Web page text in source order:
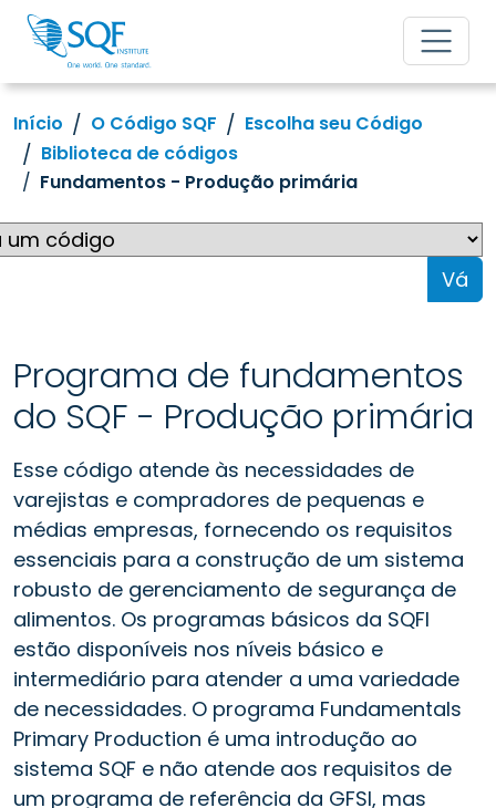
Início O Código SQF
Escolha seu Código
Biblioteca de códigos
Fundamentos - Produção primária
Vá
Programa de fundamentos
do SQF - Produção primária
Esse código atende às necessidades de
varejistas e compradores de pequenas e
médias empresas, fornecendo os requisitos
essenciais para a construção de um sistema
robusto de gerenciamento de segurança de
alimentos. Os programas básicos da SQFI
estão disponíveis nos níveis básico e
intermediário para atender a uma variedade
de necessidades. O programa Fundamentals
Primary Production é uma introdução ao
sistema SQF e não atende aos requisitos de
um programa de referência da GFSI, mas